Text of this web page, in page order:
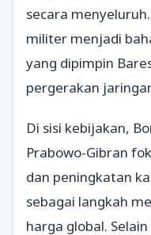
secara
militer menjadi
yang dipimpin
pergerakan
Di sisi kebijakan,
Prabowo-Gibran
dan peningkatan
sebagai langkah
harga global.